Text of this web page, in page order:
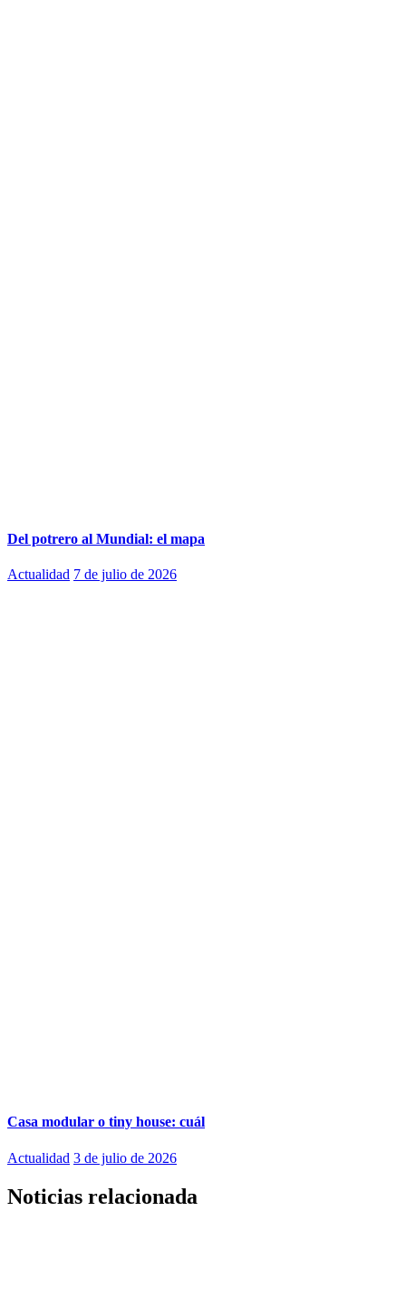
Del potrero al Mundial: el mapa
Actualidad 7 de julio de 2026
Casa modular o tiny house: cuál
Actualidad 3 de julio de 2026
Noticias relacionada